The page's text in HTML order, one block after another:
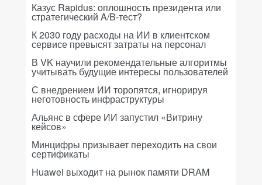
Казус Rapidus: оплошность президента или
стратегический A/B-тест?
К 2030 году расходы на ИИ в клиентском
сервисе превысят затраты на персонал
В VK научили рекомендательные алгоритмы
учитывать будущие интересы пользователей
С внедрением ИИ торопятся, игнорируя
неготовность инфраструктуры
Альянс в сфере ИИ запустил «Витрину
кейсов»
Минцифры призывает переходить на свои
сертификаты
Huawei выходит на рынок памяти DRAM